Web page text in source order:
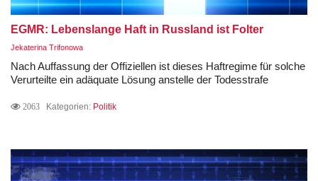
EGMR: Lebenslange Haft in Russland ist Folter
Jekaterina Trifonowa
Nach Auffassung der Offiziellen ist dieses Haftregime für solche
Verurteilte ein adäquate Lösung anstelle der Todesstrafe
2063 Kategorien: Politik